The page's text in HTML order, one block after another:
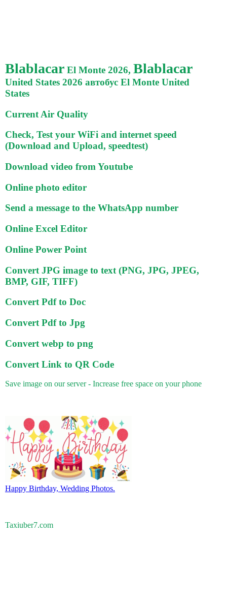
Blablacar El Monte 2026, Blablacar
United States 2026 автобус El Monte United
States
Current Air Quality
Check, Test your WiFi and internet speed
(Download and Upload, speedtest)
Download video from Youtube
Online photo editor
Send a message to the WhatsApp number
Online Excel Editor
Online Power Point
Convert JPG image to text (PNG, JPG, JPEG,
BMP, GIF, TIFF)
Convert Pdf to Doc
Convert Pdf to Jpg
Convert webp to png
Convert Link to QR Code
Save image on our server - Increase free space on your phone
Happy Birthday, Wedding Photos.
Taxiuber7.com